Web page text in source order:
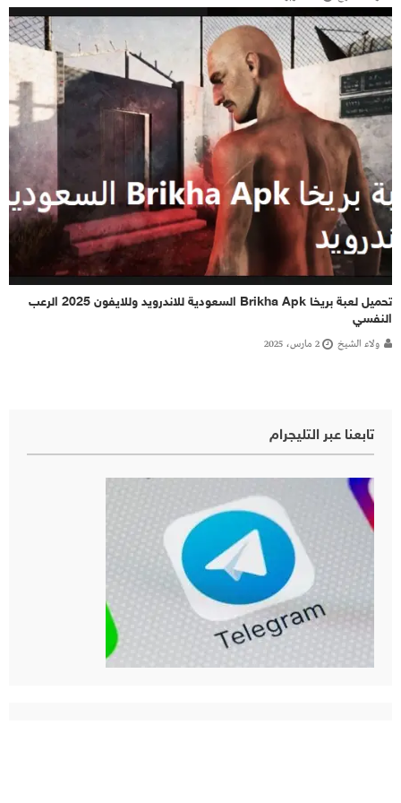
تحميل لعبة بريخا Brikha Apk السعودية للاندرويد وللايفون 2025 الرعب
النفسي
ولاء الشيخ 2 مارس، 2025
تابعنا عبر التليجرام